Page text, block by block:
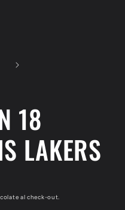
18
LAKERS
al check-out.